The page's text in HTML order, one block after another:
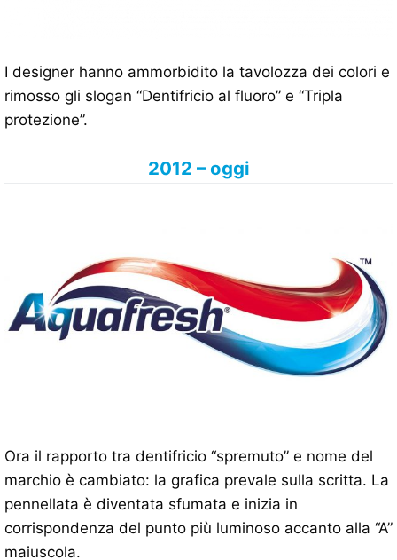
I designer hanno ammorbidito la tavolozza dei colori e
rimosso gli slogan “Dentifricio al fluoro” e “Tripla
protezione”.
2012 – oggi
Ora il rapporto tra dentifricio “spremuto” e nome del
marchio è cambiato: la grafica prevale sulla scritta. La
pennellata è diventata sfumata e inizia in
corrispondenza del punto più luminoso accanto alla “A”
maiuscola.